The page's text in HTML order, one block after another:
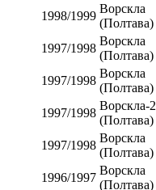
1998/1999
Ворскла
(Полтава)
1997/1998
Ворскла
(Полтава)
1997/1998
Ворскла
(Полтава)
1997/1998
Ворскла-2
(Полтава)
1997/1998
Ворскла
(Полтава)
1996/1997
Ворскла
(Полтава)